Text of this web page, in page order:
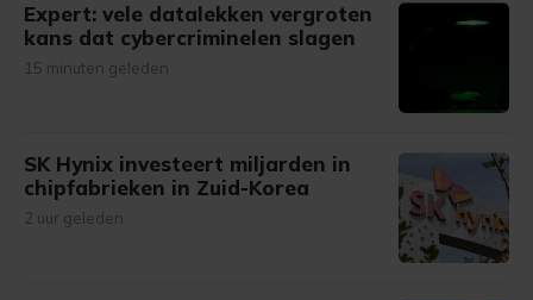
Expert: vele datalekken vergroten
kans dat cybercriminelen slagen
15 minuten geleden
SK Hynix investeert miljarden in
chipfabrieken in Zuid-Korea
2 uur geleden